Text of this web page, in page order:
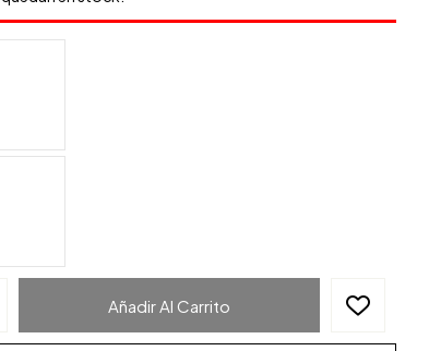
Añadir Al Carrito